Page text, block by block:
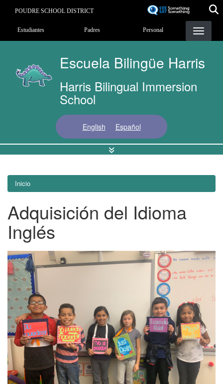
principal
POUDRE SCHOOL DISTRICT
Landing Page Menu
Estudiantes Padres Personal
Escuela Bilingüe Harris
Harris Bilingual Immersion
School
English Español
Inicio
Adquisición del Idioma
Inglés